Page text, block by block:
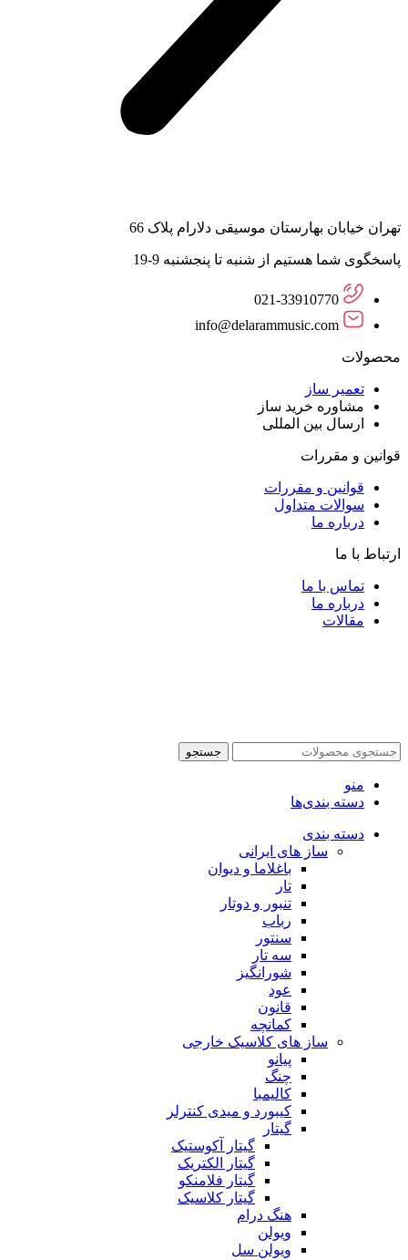
تهران خیابان بهارستان موسیقی دلارام پلاک 66
پاسخگوی شما هستیم از شنبه تا پنجشنبه 9-19
021-33910770
info@delarammusic.com
محصولات
تعمیر ساز
مشاوره خرید ساز
ارسال بین المللی
قوانین و مقررات
قوانین و مقررات
سوالات متداول
درباره ما
ارتباط با ما
تماس با ما
درباره ما
مقالات
جستجو
منو
دسته بندی‌ها
دسته بندی
ساز های ایرانی
باغلاما و دیوان
تار
تنبور و دوتار
رباب
سنتور
سه تار
شورانگیز
عود
قانون
کمانچه
ساز های کلاسیک خارجی
پیانو
چنگ
کالیمبا
کیبورد و میدی کنترلر
گیتار
گیتار آکوستیک
گیتار الکتریک
گیتار فلامنکو
گیتار کلاسیک
هنگ درام
ویولن
ویولن سل